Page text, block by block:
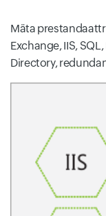
Mäta
Exchange, IIS,
Directory,